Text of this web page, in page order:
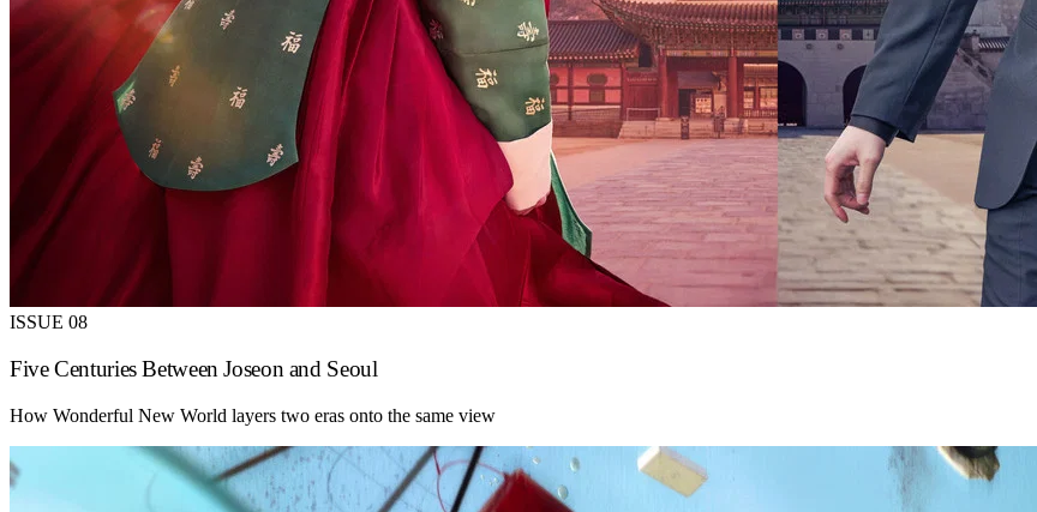
ISSUE 08
Five Centuries Between Joseon and Seoul
How Wonderful New World layers two eras onto the same view